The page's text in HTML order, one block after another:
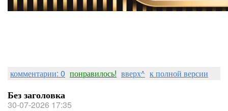
комментарии: 0 понравилось! вверх^ к полной версии
Без заголовка
30-07-2026 17:35